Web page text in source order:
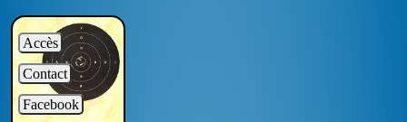
Accès
Contact
Facebook